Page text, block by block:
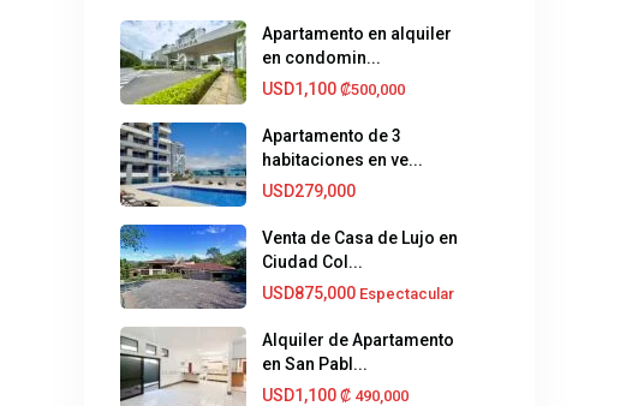
Apartamento en alquiler
en condomin...
USD1,100₡500,000
Apartamento de 3
habitaciones en ve...
USD279,000
Venta de Casa de Lujo en
Ciudad Col...
USD875,000 Espectacular
Alquiler de Apartamento
en San Pabl...
USD1,100₡‎ 490,000